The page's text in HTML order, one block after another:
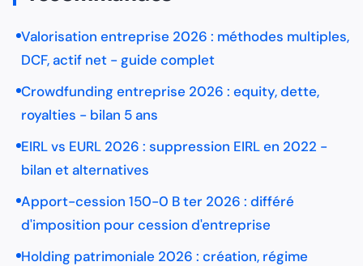
Valorisation entreprise 2026 : méthodes multiples,
DCF, actif net - guide complet
Crowdfunding entreprise 2026 : equity, dette,
royalties - bilan 5 ans
EIRL vs EURL 2026 : suppression EIRL en 2022 -
bilan et alternatives
Apport-cession 150-0 B ter 2026 : différé
d'imposition pour cession d'entreprise
Holding patrimoniale 2026 : création, régime